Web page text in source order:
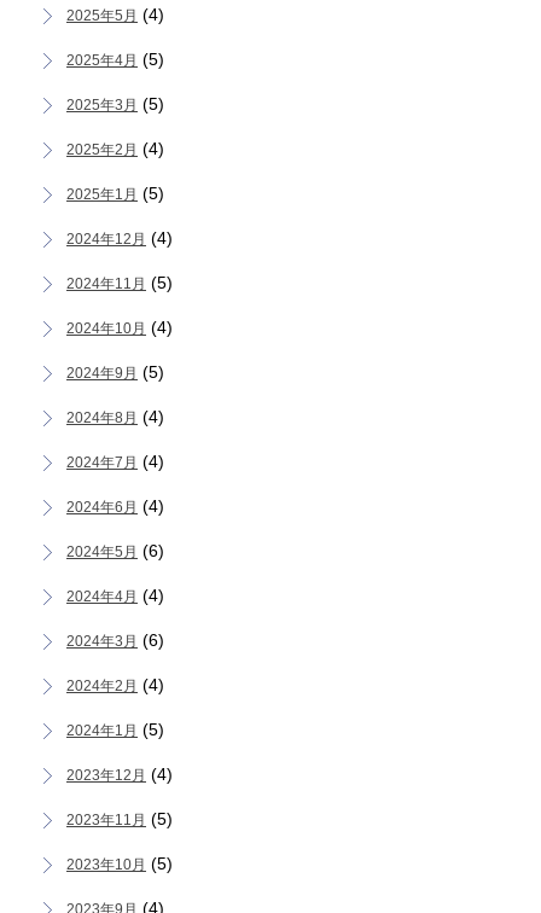
2025年5月 (4)
2025年4月 (5)
2025年3月 (5)
2025年2月 (4)
2025年1月 (5)
2024年12月 (4)
2024年11月 (5)
2024年10月 (4)
2024年9月 (5)
2024年8月 (4)
2024年7月 (4)
2024年6月 (4)
2024年5月 (6)
2024年4月 (4)
2024年3月 (6)
2024年2月 (4)
2024年1月 (5)
2023年12月 (4)
2023年11月 (5)
2023年10月 (5)
2023年9月 (4)